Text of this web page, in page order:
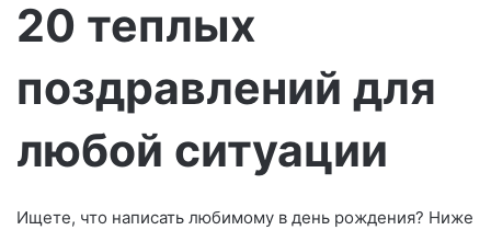
п
с
м
о
20 теплых
поздравлений для
любой ситуации
Ищете, что написать любимому в день рождения? Ниже